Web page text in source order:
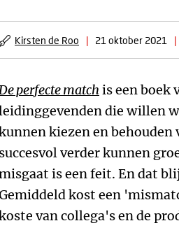
Kirsten de Roo | 21 oktober 2021 |
perfecte match is een boek
die willen
kiezen en
succesvol verder kunnen
is een feit. En dat
kost een
van collega's en de